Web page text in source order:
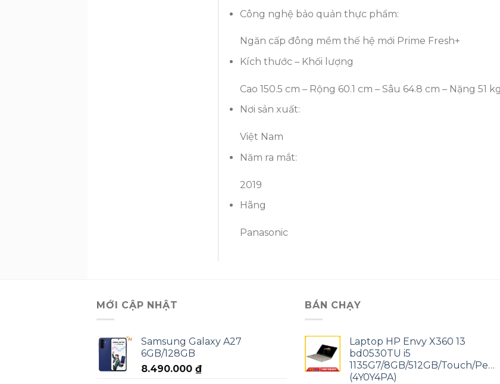
Công nghệ bảo quản thực phẩm:
Ngăn cấp đông mềm thế hệ mới Prime Fresh+
Kích thước – Khối lượng
Cao 150.5 cm – Rộng 60.1 cm – Sâu 64.8 cm – Nặng 51 kg
Nơi sản xuất:
Việt Nam
Năm ra mắt:
2019
Hãng
Panasonic
MỚI CẬP NHẬT
Samsung Galaxy A27
6GB/128GB
8.490.000 ₫
BÁN CHẠY
Laptop HP Envy X360 13
bd0530TU i5
1135G7/8GB/512GB/Touch/Pen/
(4Y0Y4PA)